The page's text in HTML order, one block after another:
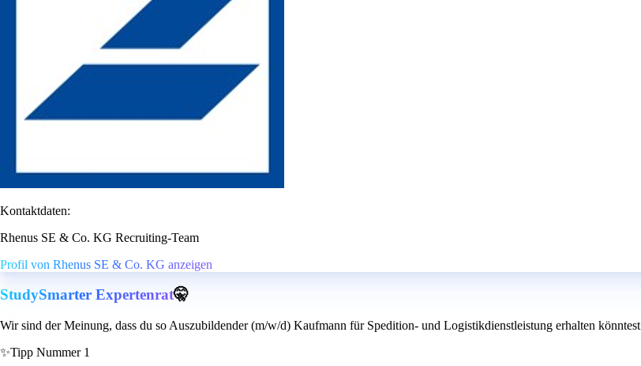
Kontaktdaten:
Rhenus SE & Co. KG Recruiting-Team
Profil von Rhenus SE & Co. KG anzeigen
StudySmarter Expertenrat🤫
Wir sind der Meinung, dass du so Auszubildender (m/w/d) Kaufmann für Spedition- und Logistikdienstleistung erhalten könntest
✨Tipp Nummer 1